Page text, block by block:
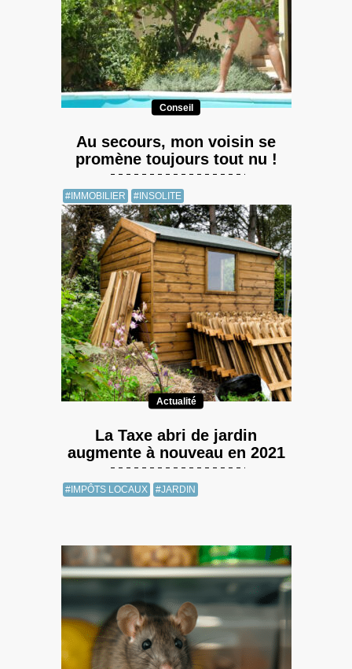
Conseil
Au secours, mon voisin se
promène toujours tout nu !
#IMMOBILIER #INSOLITE
Actualité
La Taxe abri de jardin
augmente à nouveau en 2021
#IMPÔTS LOCAUX #JARDIN